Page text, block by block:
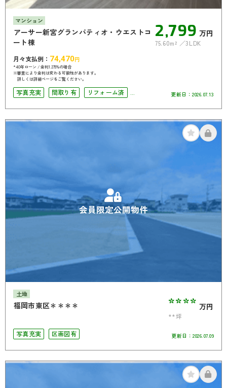
マンション
アーサー新宮グランパティオ・ウエストコ
ート棟
2,799 万円
75.60m²
3LDK
月々支払例： 74,470円
*40年ローン / 金利1.275%の場合
※審査により金利は変わる可能性があります。
詳しくは詳細ページをご覧ください。
写真充実 間取り有
リフォーム済
更新日： 2026.07.13
会員限定公開物件
土地
福岡市東区＊＊＊＊ **** 万円
**坪
写真充実
区画図有 更新日： 2026.07.09